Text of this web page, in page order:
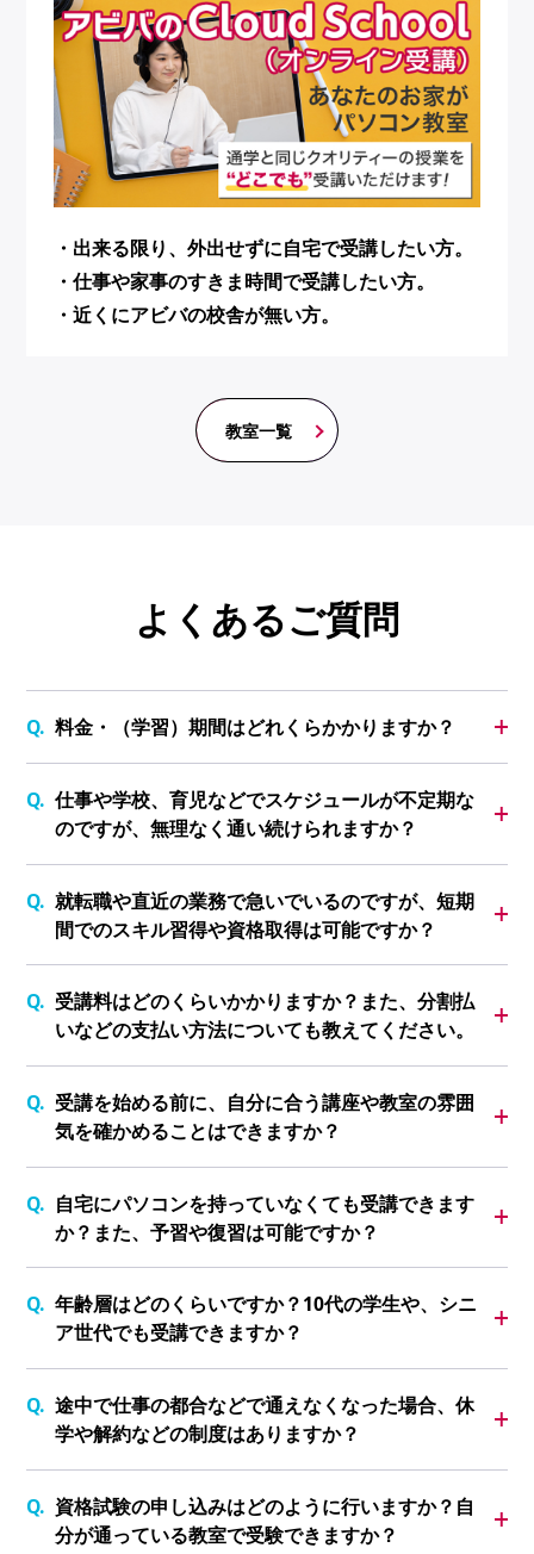
・出来る限り、外出せずに自宅で受講したい方。
・仕事や家事のすきま時間で受講したい方。
・近くにアビバの校舎が無い方。
教室一覧
よくあるご質問
料金・（学習）期間はどれくらかかりますか？
仕事や学校、育児などでスケジュールが不定期な
のですが、無理なく通い続けられますか？
就転職や直近の業務で急いでいるのですが、短期
間でのスキル習得や資格取得は可能ですか？
受講料はどのくらいかかりますか？また、分割払
いなどの支払い方法についても教えてください。
受講を始める前に、自分に合う講座や教室の雰囲
気を確かめることはできますか？
自宅にパソコンを持っていなくても受講できます
か？また、予習や復習は可能ですか？
年齢層はどのくらいですか？10代の学生や、シニ
ア世代でも受講できますか？
途中で仕事の都合などで通えなくなった場合、休
学や解約などの制度はありますか？
資格試験の申し込みはどのように行いますか？自
分が通っている教室で受験できますか？